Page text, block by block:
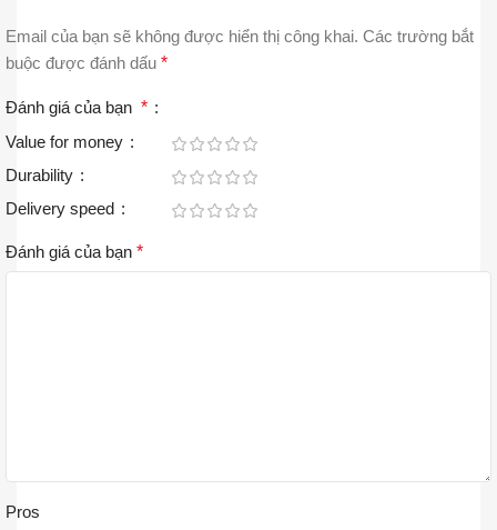
Email của bạn sẽ không được hiển thị công khai. Các trường bắt
buộc được đánh dấu *
Đánh giá của bạn *
Value for money
Durability
Delivery speed
Đánh giá của bạn *
Pros